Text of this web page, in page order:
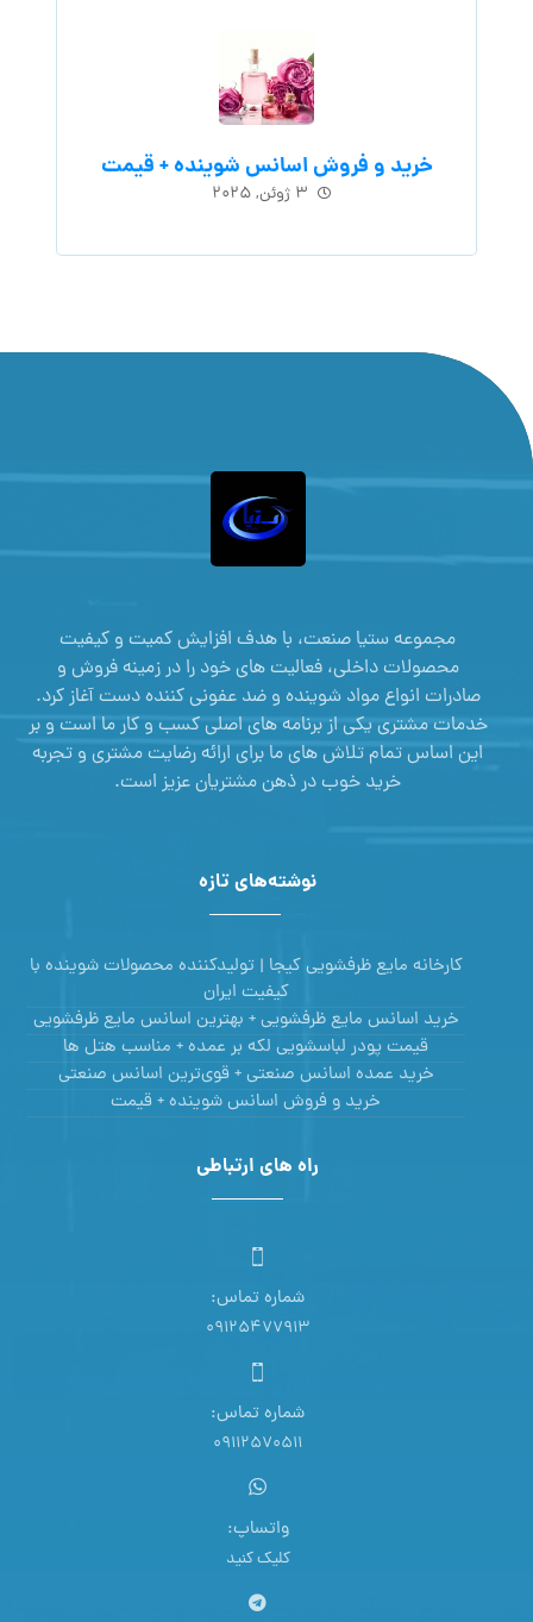
خرید و فروش اسانس شوینده + قیمت
۳ ژوئن, ۲۰۲۵
مجموعه ستیا صنعت، با هدف افزایش کمیت و کیفیت
محصولات داخلی، فعالیت های خود را در زمینه فروش و
صادرات انواع مواد شوینده و ضد عفونی کننده دست آغاز کرد.
خدمات مشتری یکی از برنامه های اصلی کسب و کار ما است و بر
این اساس تمام تلاش های ما برای ارائه رضایت مشتری و تجربه
خرید خوب در ذهن مشتریان عزیز است.
نوشته‌های تازه
کارخانه مایع ظرفشویی کیجا | تولیدکننده محصولات شوینده با
کیفیت ایران
خرید اسانس مایع ظرفشویی + بهترین اسانس مایع ظرفشویی
قیمت پودر لباسشویی لکه بر عمده + مناسب هتل ها
خرید عمده اسانس صنعتی + قوی‌ترین اسانس‌ صنعتی
خرید و فروش اسانس شوینده + قیمت
راه های ارتباطی
شماره تماس:
09125477913
شماره تماس:
09112570511
واتساپ:
کلیک کنید